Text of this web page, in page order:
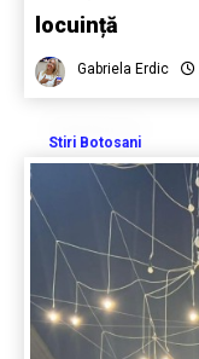
locuință
Gabriela Erdic
Stiri Botosani